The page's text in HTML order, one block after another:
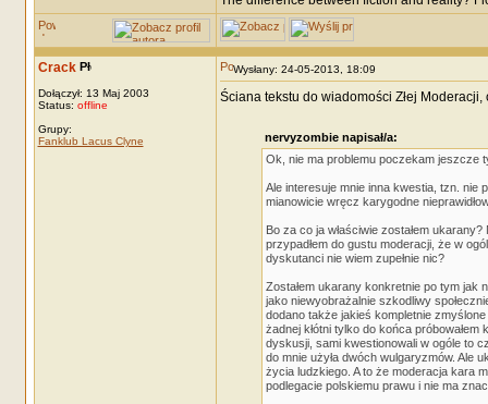
Crack
Dołączył: 13 Maj 2003
Status: offline
Grupy:
Fanklub Lacus Clyne
Wysłany: 24-05-2013, 18:09
Ściana tekstu do wiadomości Złej
nervyzombie napisał/a:
Ok, nie ma problemu poczekam jeszcze
Ale interesuje mnie inna kwestia, tzn. nie
mianowicie wręcz karygodne
Bo za co ja właściwie zostałem
przypadłem do gustu moderacji, że w
dyskutanci nie wiem zupełnie nic?
Zostałem ukarany konkretnie po tym jak
jako niewyobrażalnie szkodliwy
dodano także jakieś kompletnie
żadnej kłótni tylko do końca
dyskusji, sami kwestionowali w ogóle to
do mnie użyła dwóch wulgaryzmów. Ale
życia ludzkiego. A to że moderacja kara
podlegacie polskiemu prawu i nie ma